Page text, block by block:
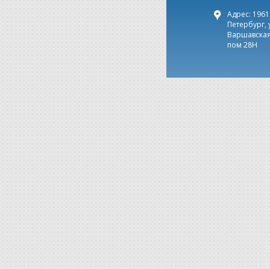
Адрес:
Петербург,
пом 28Н